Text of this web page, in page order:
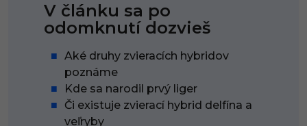
V článku sa po
odomknutí dozvieš
Aké druhy zvieracích hybridov
poznáme
Kde sa narodil prvý liger
Či existuje zvierací hybrid delfína a
veľryby